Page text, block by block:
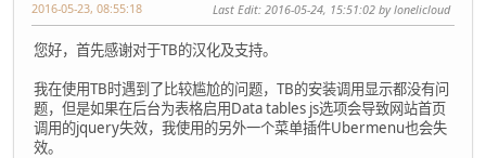
2016-05-23, 08:55:18 Last Edit: 2016-05-24, 15:51:02 by lonelicloud
您好，首先感谢对于TB的汉化及支持。
我在使用TB时遇到了比较尴尬的问题，TB的安装调用显示都没有问
题，但是如果在后台为表格启用Data tables js选项会导致网站首页
调用的jquery失效，我使用的另外一个菜单插件Ubermenu也会失
效。